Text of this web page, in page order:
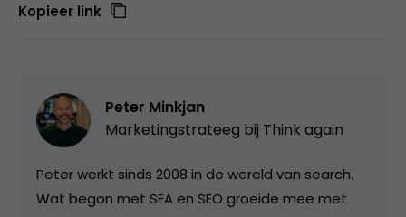
Kopieer link
Peter Minkjan
Marketingstrateeg bij Think again
Peter werkt sinds 2008 in de wereld van search.
Wat begon met SEA en SEO groeide mee met